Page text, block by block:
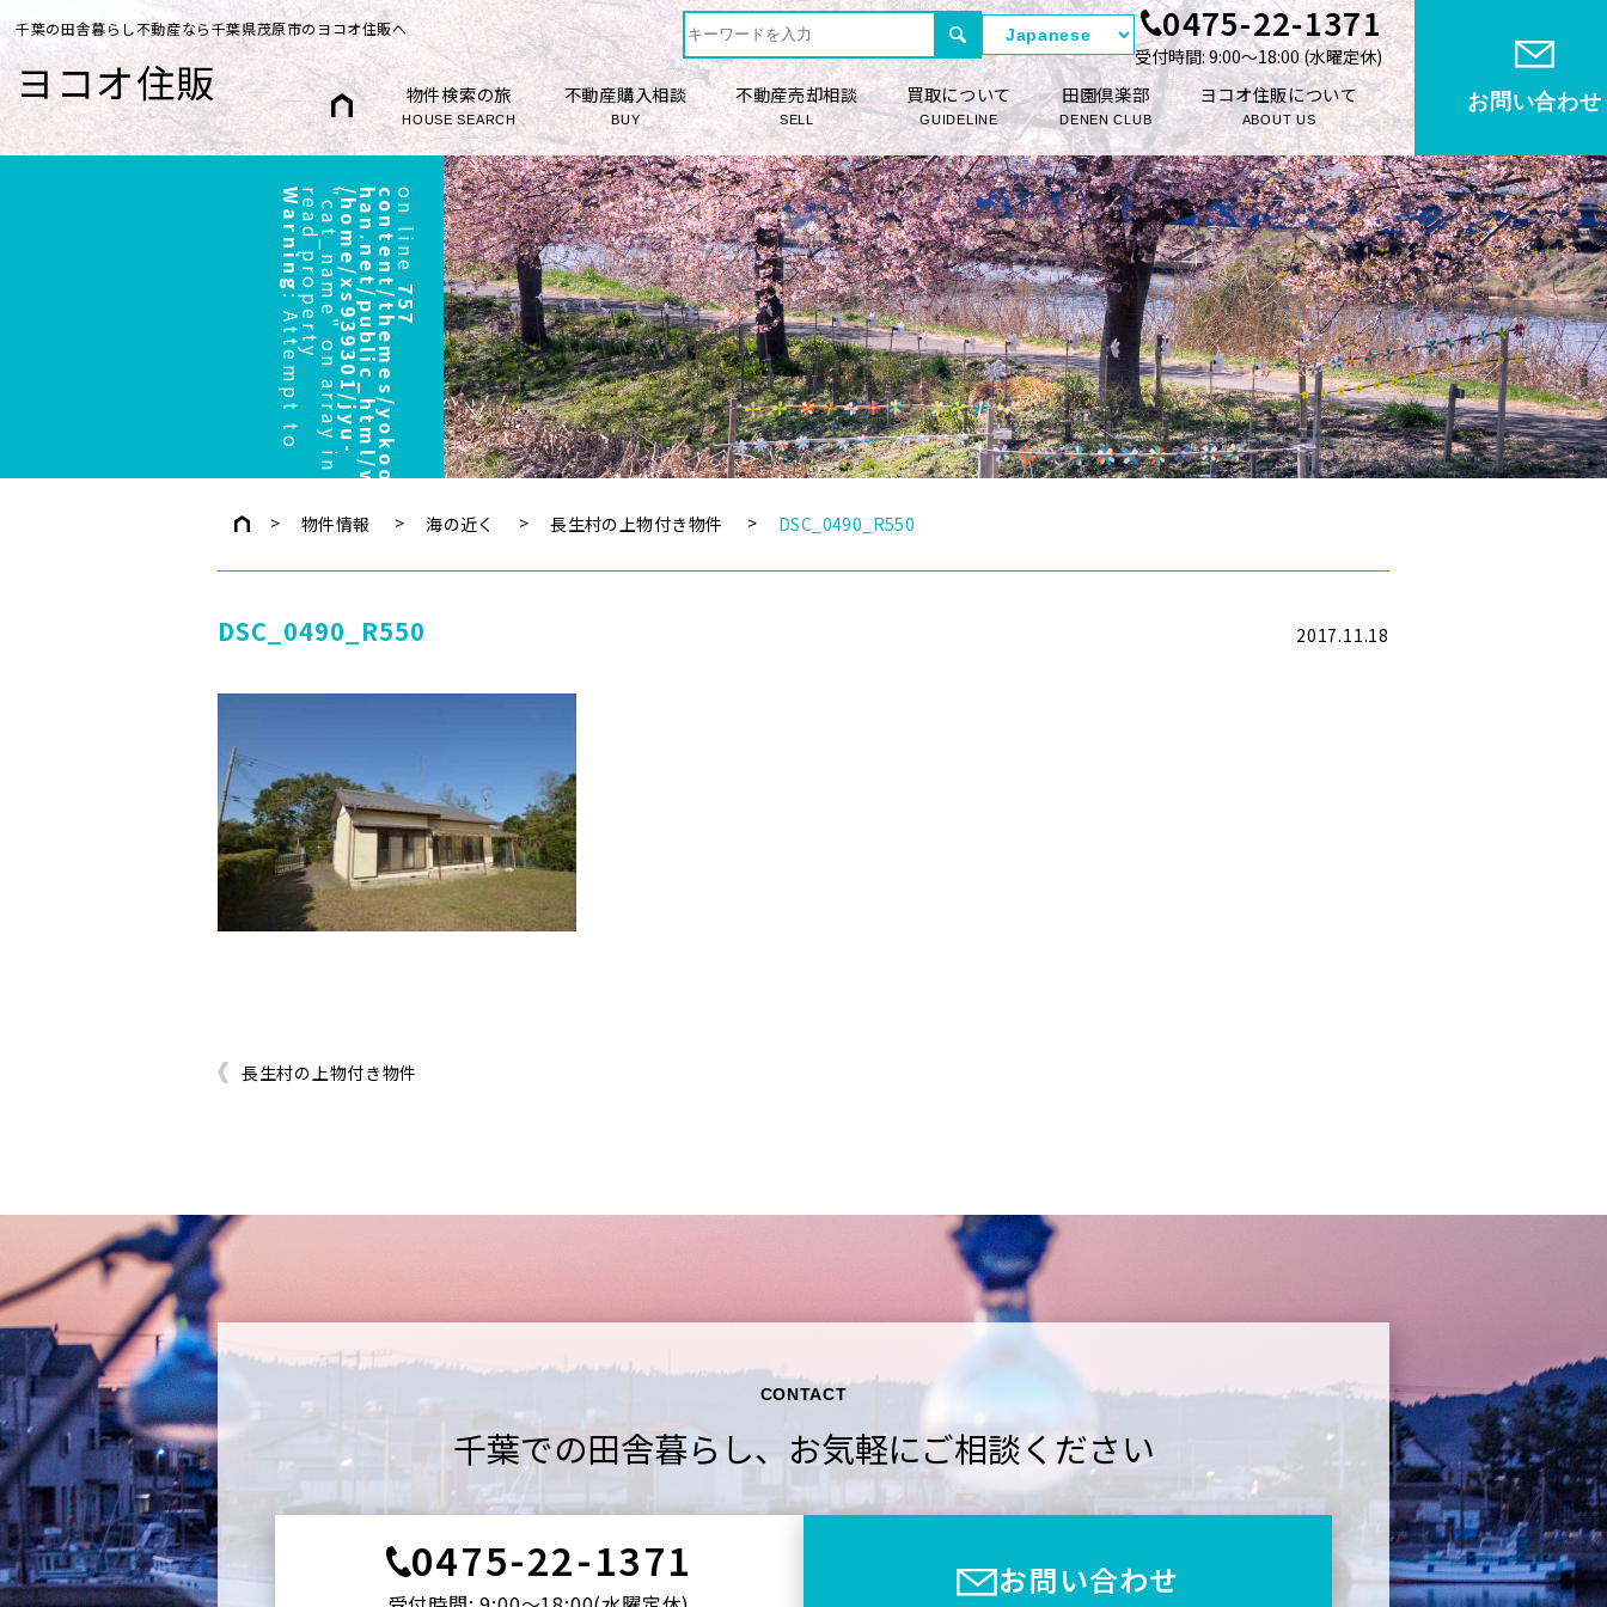
千葉の田舎暮らし不動産なら千葉県茂原市のヨコオ住販へ
ヨコオ住販
0475-22-1371
受付時間: 9:00〜18:00 (⽔曜定休)
物件検索の旅
HOUSE SEARCH
不動産購入相談
BUY
不動産売却相談
SELL
買取について
GUIDELINE
田園倶楽部
DENEN CLUB
ヨコオ住販について
ABOUT US
お問い合わせ
Warning
:
A
t
t
e
m
p
t
t
o
r
e
a
d
p
r
o
p
e
r
t
y
"
c
a
t
_
n
a
m
e
"
o
n
a
r
r
a
y
i
n/
h
o
m
e
/
x
s
9
3
9
3
0
1
/
j
y
u
-
h
a
n
.
n
e
t
/
p
u
b
l
i
c
_
h
t
m
l
/
w
p
/
w
p
-
c
o
n
t
e
n
t
/
t
h
e
m
e
s
/
y
o
k
o
o
/
h
e
a
d
e
r
.
p
hpon line
757
物件情報 海の近く 長生村の上物付き物件 DSC_0490_R550
DSC_0490_R550 2017.11.18
長生村の上物付き物件
CONTACT
千葉での田舎暮らし、 お気軽にご相談ください
0475-22-1371 お問い合わせ